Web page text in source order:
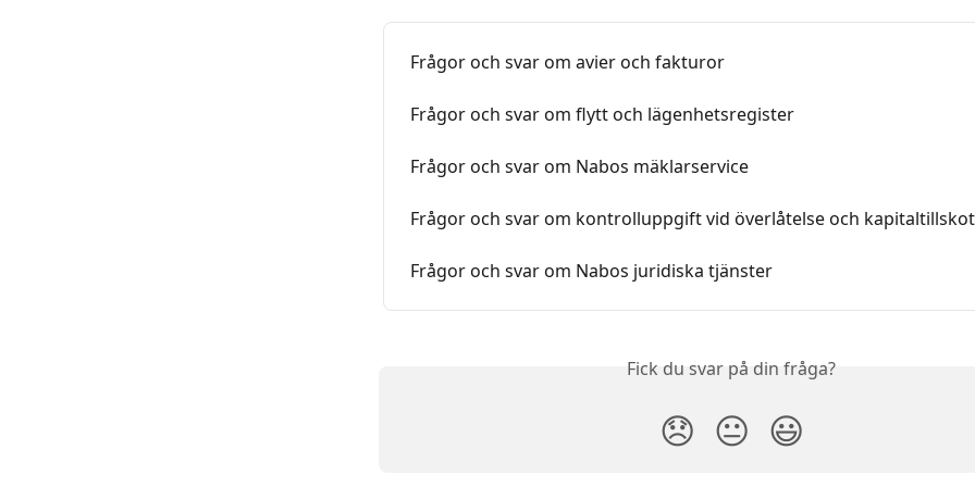
Frågor och svar om avier och fakturor
Frågor och svar om flytt och lägenhetsregister
Frågor och svar om Nabos mäklarservice
Frågor och svar om kontrolluppgift vid överlåtelse och
Frågor och svar om Nabos juridiska tjänster
Fick du svar på din fråga?
😞 😐 😃